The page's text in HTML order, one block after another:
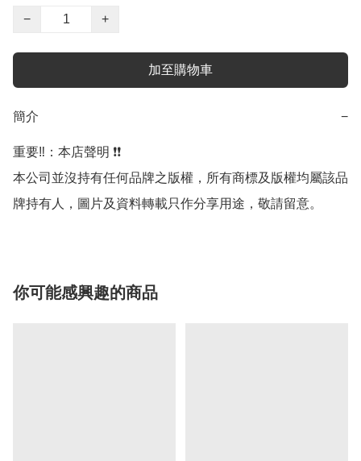
−
+
加至購物車
簡介 −
重要‼️：本店聲明 ❗️❗️
本公司並沒持有任何品牌之版權，所有商標及版權均屬該品
牌持有人，圖片及資料轉載只作分享用途，敬請留意。
你可能感興趣的商品